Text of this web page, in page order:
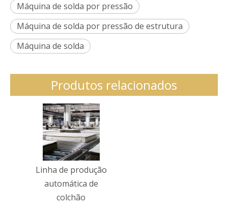
Máquina de solda por pressão
Máquina de solda por pressão de estrutura
Máquina de solda
Produtos relacionados
Linha de produção
automática de
colchão